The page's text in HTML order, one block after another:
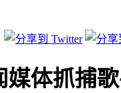
体抓捕